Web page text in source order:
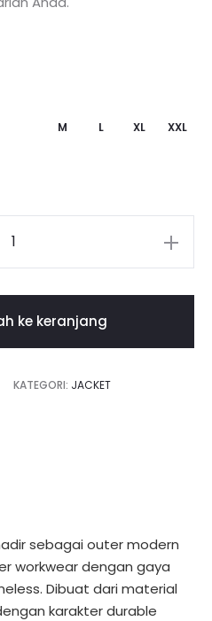
M L XL XXL
ke keranjang
KATEGORI: JACKET
sebagai outer modern
workwear dengan gaya
Dibuat dari material
karakter durable